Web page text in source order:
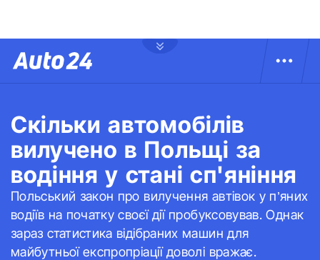
Скільки автомобілів
вилучено в Польщі за
водіння у стані сп'яніння
Польський закон про вилучення автівок у п’яних
водіїв на початку своєї дії пробуксовував. Однак
зараз статистика відібраних машин для
майбутньої експропріації доволі вражає.